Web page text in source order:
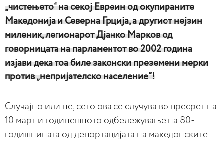
„чистењето“ на секој Евреин од окупираните
Македонија и Северна Грција, а другиот нејзин
миленик, легионарот Дјанко Марков од
говорницата на парламентот во 2002 година
изјави дека тоа биле законски преземени мерки
против „непријателско население“!
Случајно или не, сето ова се случува во пресрет на
10 март и годинешното одбележување на 80-
годишнината од депортацијата на македонските